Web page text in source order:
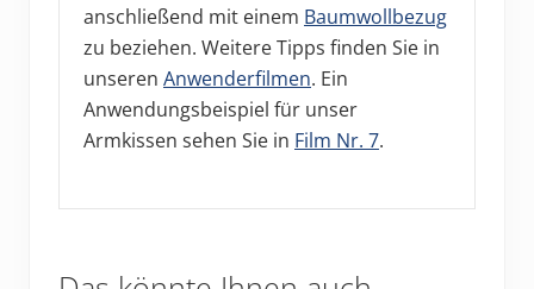
anschließend mit einem Baumwollbezug
zu beziehen. Weitere Tipps finden Sie in
unseren Anwenderfilmen. Ein
Anwendungsbeispiel für unser
Armkissen sehen Sie in Film Nr. 7.